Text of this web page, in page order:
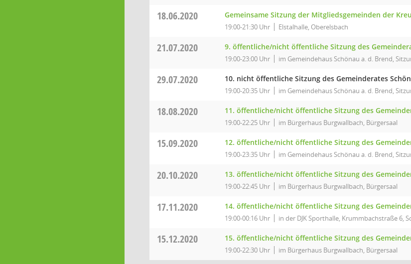
18.06.2020 Gemeinsame Sitzung der Mitgliedsgemeinden der
19:00-21:30 Uhr Elstalhalle, Oberelsbach
21.07.2020 9. öffentliche/nicht öffentliche Sitzung des
19:00-23:00 Uhr im Gemeindehaus Schönau a. d. Brend,
29.07.2020 10. nicht öffentliche Sitzung des Gemeinderates
19:00-20:35 Uhr im Gemeindehaus Schönau a. d. Brend,
18.08.2020 11. öffentliche/nicht öffentliche Sitzung des
19:00-22:25 Uhr im Bürgerhaus Burgwallbach, Bürgersaal
15.09.2020 12. öffentliche/nicht öffentliche Sitzung des
19:00-23:35 Uhr im Gemeindehaus Schönau a. d. Brend,
20.10.2020 13. öffentliche/nicht öffentliche Sitzung des
19:00-22:45 Uhr im Bürgerhaus Burgwallbach, Bürgersaal
17.11.2020 14. öffentliche/nicht öffentliche Sitzung des
19:00-00:16 Uhr in der DJK Sporthalle, Krummbachstraße 6,
15.12.2020 15. öffentliche/nicht öffentliche Sitzung des
19:00-22:30 Uhr im Bürgerhaus Burgwallbach, Bürgersaal